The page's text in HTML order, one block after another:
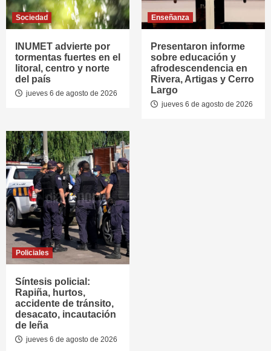
Sociedad
INUMET advierte por
tormentas fuertes en el
litoral, centro y norte
del país
jueves 6 de agosto de 2026
Enseñanza
Presentaron informe
sobre educación y
afrodescendencia en
Rivera, Artigas y Cerro
Largo
jueves 6 de agosto de 2026
Policiales
Síntesis policial:
Rapiña, hurtos,
accidente de tránsito,
desacato, incautación
de leña
jueves 6 de agosto de 2026